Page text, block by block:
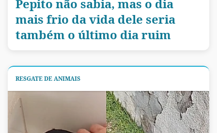
Pepito não sabia, mas o dia
mais frio da vida dele seria
também o último dia ruim
RESGATE DE ANIMAIS